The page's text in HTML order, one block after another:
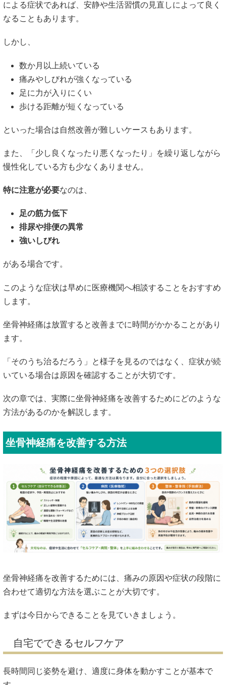
による症状であれば、安静や生活習慣の見直しによって良く
なることもあります。
しかし、
数か月以上続いている
痛みやしびれが強くなっている
足に力が入りにくい
歩ける距離が短くなっている
といった場合は自然改善が難しいケースもあります。
また、「少し良くなったり悪くなったり」を繰り返しながら
慢性化している方も少なくありません。
特に注意が必要なのは、
足の筋力低下
排尿や排便の異常
強いしびれ
がある場合です。
このような症状は早めに医療機関へ相談することをおすすめ
します。
坐骨神経痛は放置すると改善までに時間がかかることがあり
ます。
「そのうち治るだろう」と様子を見るのではなく、症状が続
いている場合は原因を確認することが大切です。
次の章では、実際に坐骨神経痛を改善するためにどのような
方法があるのかを解説します。
坐骨神経痛を改善する方法
坐骨神経痛を改善するためには、痛みの原因や症状の段階に
合わせて適切な方法を選ぶことが大切です。
まずは今日からできることを見ていきましょう。
自宅でできるセルフケア
長時間同じ姿勢を避け、適度に身体を動かすことが基本で